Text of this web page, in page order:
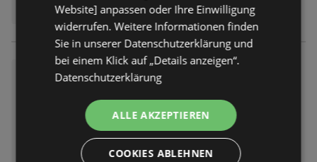
Travel Free: Aktionsangebote
28.05.2026
Website] anpassen oder Ihre Einwilligung
widerrufen. Weitere Informationen finden
Sie in unserer Datenschutzerklärung und
bei einem Klick auf „Details anzeigen“.
Datenschutzerklärung
ALLE AKZEPTIEREN
COOKIES ABLEHNEN